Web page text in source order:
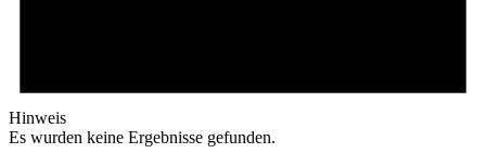
Hinweis
Es wurden keine Ergebnisse gefunden.